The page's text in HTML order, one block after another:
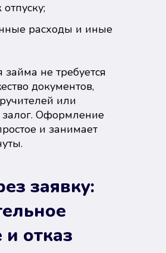
расходы и иные
не требуется
документов,
или
залог. Оформление
и занимает
заявку:
отказ